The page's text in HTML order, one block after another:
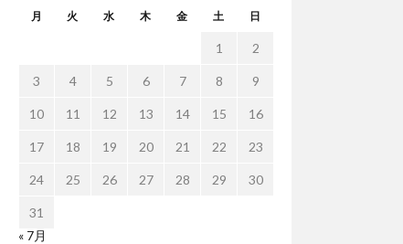
月 火 水 木 金 土 日
1 2
3 4 5 6 7 8 9
10 11 12 13 14 15 16
17 18 19 20 21 22 23
24 25 26 27 28 29 30
31
« 7月